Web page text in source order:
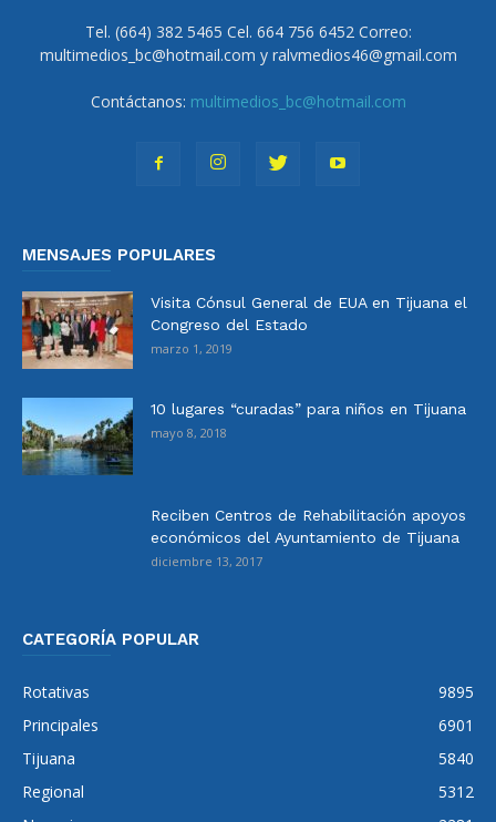
Tel. (664) 382 5465 Cel. 664 756 6452 Correo:
multimedios_bc@hotmail.com y ralvmedios46@gmail.com
Contáctanos: multimedios_bc@hotmail.com
MENSAJES POPULARES
Visita Cónsul General de EUA en Tijuana el
Congreso del Estado
marzo 1, 2019
10 lugares “curadas” para niños en Tijuana
mayo 8, 2018
Reciben Centros de Rehabilitación apoyos
económicos del Ayuntamiento de Tijuana
diciembre 13, 2017
CATEGORÍA POPULAR
Rotativas
9895
Principales
6901
Tijuana
5840
Regional
5312